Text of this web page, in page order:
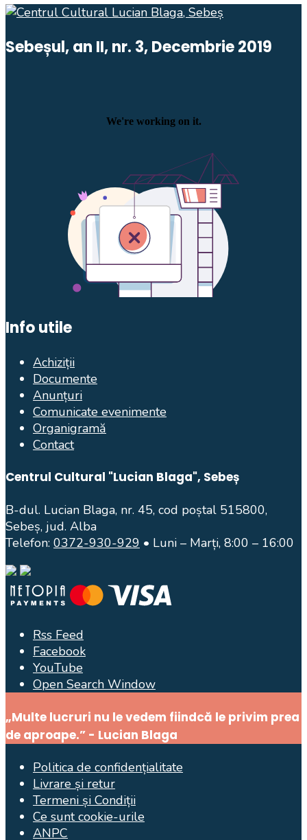
Sebeșul, an II, nr. 3, Decembrie 2019
Info utile
Achiziții
Documente
Anunțuri
Comunicate evenimente
Organigramă
Contact
Centrul Cultural "Lucian Blaga", Sebeș
B-dul. Lucian Blaga, nr. 45, cod poștal 515800,
Sebeș, jud. Alba
Telefon: 0372-930-929 • Luni – Marți, 8:00 – 16:00
Rss Feed
Facebook
YouTube
Open Search Window
„Multe lucruri nu le vedem fiindcă le privim prea
de aproape.” - Lucian Blaga
Politica de confidențialitate
Livrare și retur
Termeni și Condiții
Ce sunt cookie-urile
ANPC